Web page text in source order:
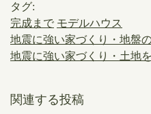
タグ:
完成まで モデルハウス
地震に強い家づくり・地盤
地震に強い家づくり・土地
関連する投稿